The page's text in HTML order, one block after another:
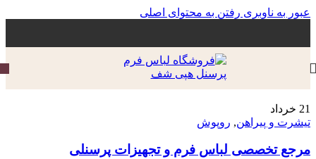
عبور به ناوبری رفتن به محتوای اصلی
21 خرداد
تیشرت و پیراهن, روپوش
مرجع تخصصی لباس فرم و تجهیزات پرسنلی